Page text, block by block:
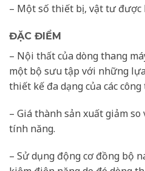
– Một số thiết bị, vật tư được
ĐẶC ĐIỂM
– Nội thất của dòng thang
một bộ sưu tập với những
thiết kế đa dạng của các
– Giá thành sản xuất giảm so
tính năng.
– Sử dụng động cơ đồng bộ